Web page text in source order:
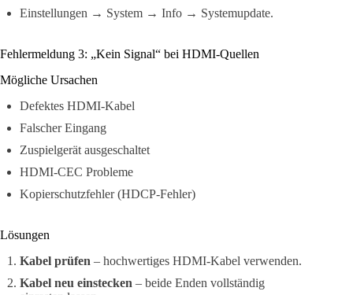
Einstellungen → System → Info → Systemupdate.
Fehlermeldung 3: „Kein Signal“ bei HDMI-Quellen
Mögliche Ursachen
Defektes HDMI-Kabel
Falscher Eingang
Zuspielgerät ausgeschaltet
HDMI-CEC Probleme
Kopierschutzfehler (HDCP-Fehler)
Lösungen
Kabel prüfen – hochwertiges HDMI-Kabel verwenden.
Kabel neu einstecken – beide Enden vollständig